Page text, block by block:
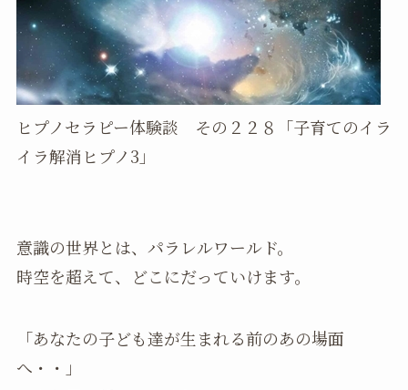
ヒプノセラピー体験談 その２２８「子育てのイラ
イラ解消ヒプノ3」
意識の世界とは、パラレルワールド。
時空を超えて、どこにだっていけます。
「あなたの子ども達が生まれる前のあの場面
へ・・」